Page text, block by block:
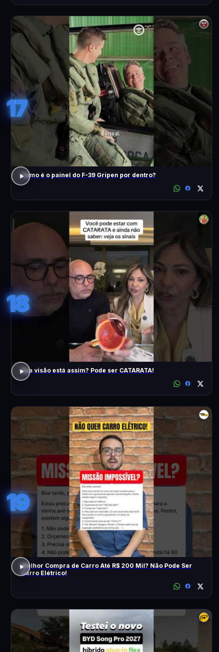
17
Como é o painel do F-39 Gripen por dentro?
18
Sua visão está assim? Pode ser CATARATA!
19
Melhor Compra de Carro Até R$ 200 Mil? Não Pode Ser
Carro Elétrico!